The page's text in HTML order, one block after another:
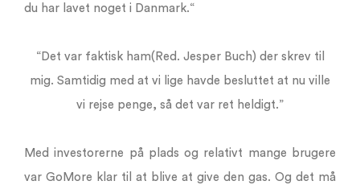
du har lavet noget i Danmark.“
“Det var faktisk ham(Red. Jesper Buch) der skrev til
mig. Samtidig med at vi lige havde besluttet at nu ville
vi rejse penge, så det var ret heldigt.”
Med investorerne på plads og relativt mange brugere
var GoMore klar til at blive at give den gas. Og det må